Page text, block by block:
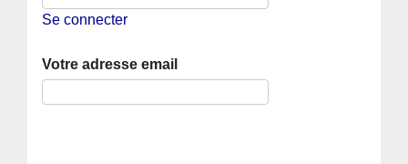
Se connecter
Votre adresse email